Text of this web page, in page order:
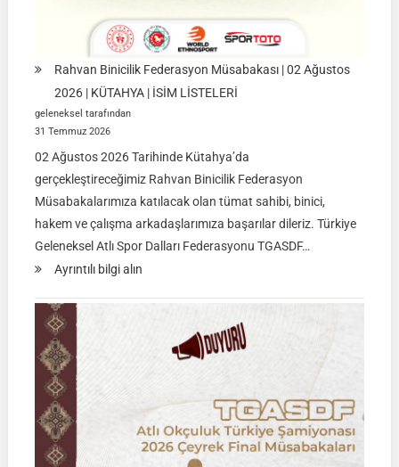
Rahvan Binicilik Federasyon Müsabakası | 02 Ağustos
2026 | KÜTAHYA | İSİM LİSTELERİ
geleneksel tarafından
31 Temmuz 2026
02 Ağustos 2026 Tarihinde Kütahya’da
gerçekleştireceğimiz Rahvan Binicilik Federasyon
Müsabakalarımıza katılacak olan tümat sahibi, binici,
hakem ve çalışma arkadaşlarımıza başarılar dileriz. Türkiye
Geleneksel Atlı Spor Dalları Federasyonu TGASDF…
Ayrıntılı bilgi alın:
Federasyon
Müsabakası
02
Ağustos
2026